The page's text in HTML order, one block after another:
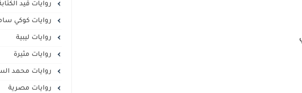
روايات قيد
روايات كوكي
روايات ليبية
روايات مثيرة
روايات محمد
روايات مصرية